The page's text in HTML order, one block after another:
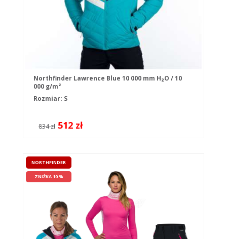
Northfinder Lawrence Blue 10 000 mm H₂O / 10
000 g/m²
Rozmiar: S
834 zł 512 zł
NORTHFINDER
ZNIŻKA 10 %